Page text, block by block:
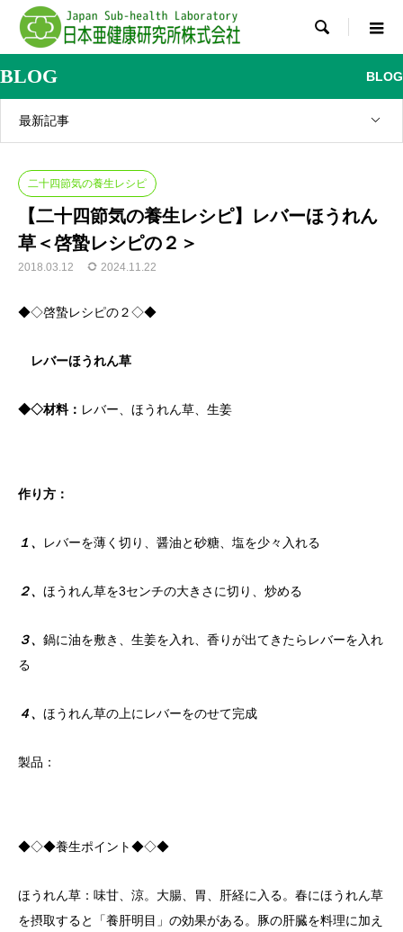

BLOG BLOG
最新記事
二十四節気の養生レシピ
【二十四節気の養生レシピ】レバーほうれん
草＜啓蟄レシピの２＞
2018.03.12 2024.11.22
◆◇啓蟄レシピの２◇◆
レバーほうれん草
◆◇材料： レバー、ほうれん草、生姜
作り方：
１、 レバーを薄く切り、醤油と砂糖、塩を少々入れる
２、 ほうれん草を3センチの大きさに切り、炒める
３、 鍋に油を敷き、生姜を入れ、香りが出てきたらレバーを入れ
る
４、 ほうれん草の上にレバーをのせて完成
製品：
◆◇◆養生ポイント◆◇◆
ほうれん草：味甘、涼。大腸、胃、肝経に入る。春にほうれん草
を摂取すると「養肝明目」の効果がある。豚の肝臓を料理に加え